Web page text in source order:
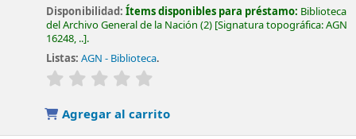
Disponibilidad:Ítems disponibles para préstamo: Biblioteca
del Archivo General de la Nación (2) Signatura topográfica:AGN
16248, .. .
Listas: AGN - Biblioteca.
valoración
Agregar al carrito